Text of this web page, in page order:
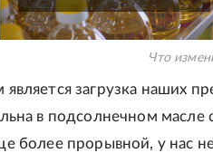
Что
загрузка наших
в подсолнечном масле
более прорывной, у нас